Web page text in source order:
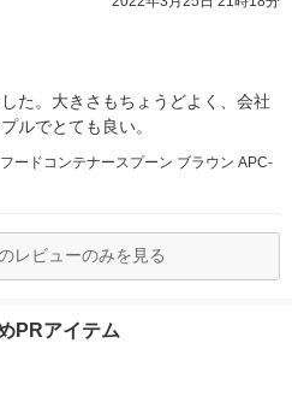
た。大きさもちょうどよく、会社
ルでとても良い。
ードコンテナースプーン ブラウン APC-
レビューのみを見る
PRアイテム